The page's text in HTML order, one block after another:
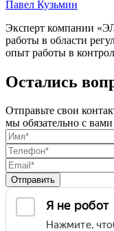
Павел Кузьмин
Эксперт компании
работы в области
опыт работы в
Остались
Отправьте свои
мы обязательно с
Отправить